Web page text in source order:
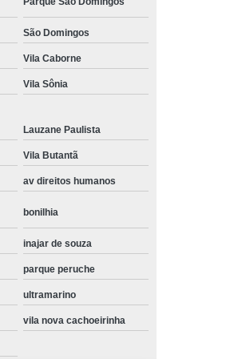
de Lavar Samsung
de Lavar Roupa
Lavar e Seca
Instalação
Lava e Seca
Lava e Seca
Instalação Lava Seca
e Seca Samsung
Lava e Seca
de Fogão Cooktop
Fogão
São Domingos
Vila Caborne
Vila Sônia
Lauzane Paulista
Vila Butantã
av direitos humanos
bonilhia
inajar de souza
parque peruche
ultramarino
vila nova cachoeirinha